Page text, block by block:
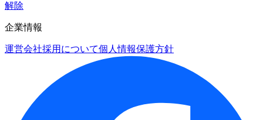
解除
企業情報
運営会社採用について個人情報保護方針